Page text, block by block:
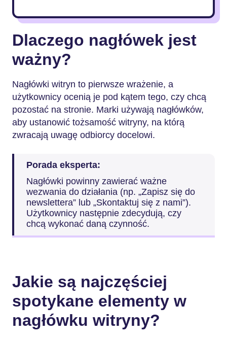
Dlaczego nagłówek jest
ważny?
Nagłówki witryn to pierwsze wrażenie, a
użytkownicy ocenią je pod kątem tego, czy chcą
pozostać na stronie. Marki używają nagłówków,
aby ustanowić tożsamość witryny, na którą
zwracają uwagę odbiorcy docelowi.
Porada eksperta:
Nagłówki powinny zawierać ważne
wezwania do działania (np. „Zapisz się do
newslettera” lub „Skontaktuj się z nami”).
Użytkownicy następnie zdecydują, czy
chcą wykonać daną czynność.
Jakie są najczęściej
spotykane elementy w
nagłówku witryny?